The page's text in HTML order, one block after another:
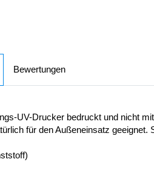
Bewertungen
UV-Drucker bedruckt und nicht
für den Außeneinsatz